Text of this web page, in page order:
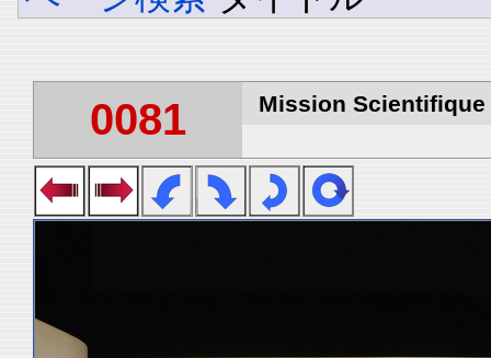
0081 Mission Scientifique